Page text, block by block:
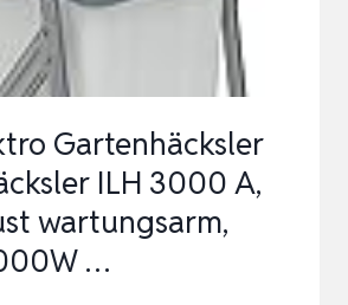
Gartenhäcksler
ILH 3000 A,
wartungsarm,
…